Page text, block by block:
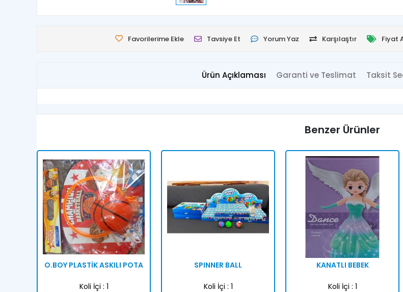
Favorilerime Ekle Tavsiye Et Yorum Yaz Karşılaştır Fiyat
Ürün Açıklaması Garanti ve Teslimat Taksit
Benzer Ürünler
O.BOY PLASTİK ASKILI POTA
Koli İçi : 1
SPINNER BALL
Koli İçi : 1
KANATLI BEBEK
Koli İçi : 1